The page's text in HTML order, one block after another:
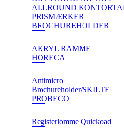
ALLROUND
PRISMÆRKER
BROCHUREHOLDER
AKRYL RAMME
HORECA
Antimicro
Brochureholder/SKILTE
PROBECO
Registerlomme Quickoad